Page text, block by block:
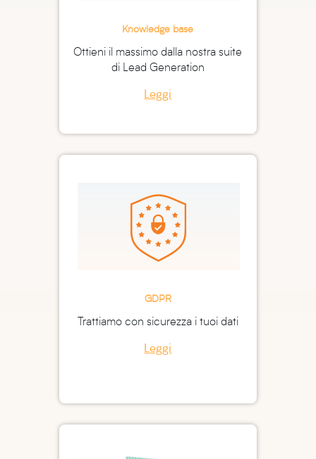
Knowledge base
Ottieni il massimo dalla nostra suite
di Lead Generation
Leggi
GDPR
Trattiamo con sicurezza i tuoi dati
Leggi